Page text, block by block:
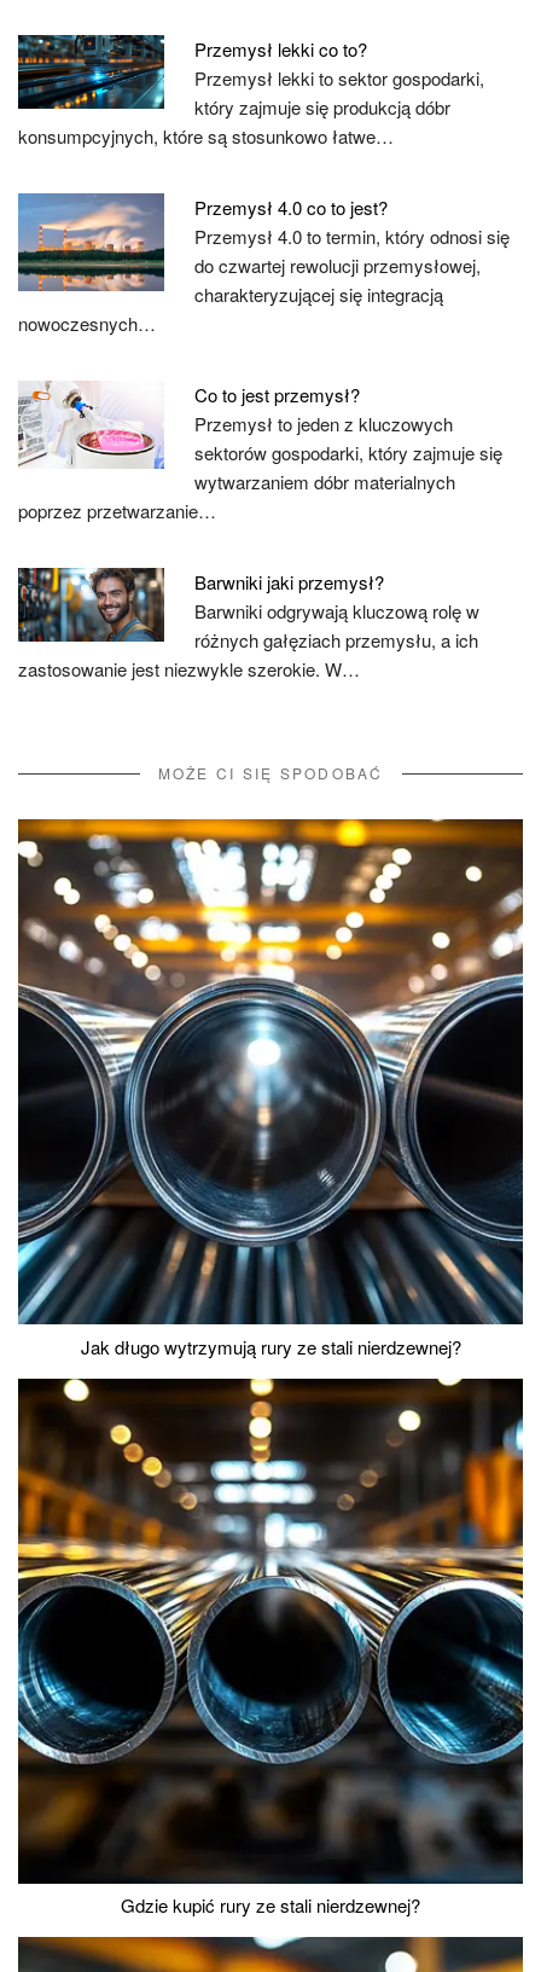
Przemysł lekki co to?
Przemysł lekki to sektor gospodarki,
który zajmuje się produkcją dóbr
konsumpcyjnych, które są stosunkowo łatwe…
Przemysł 4.0 co to jest?
Przemysł 4.0 to termin, który odnosi się
do czwartej rewolucji przemysłowej,
charakteryzującej się integracją
nowoczesnych…
Co to jest przemysł?
Przemysł to jeden z kluczowych
sektorów gospodarki, który zajmuje się
wytwarzaniem dóbr materialnych
poprzez przetwarzanie…
Barwniki jaki przemysł?
Barwniki odgrywają kluczową rolę w
różnych gałęziach przemysłu, a ich
zastosowanie jest niezwykle szerokie. W…
MOŻE CI SIĘ SPODOBAĆ
Jak długo wytrzymują rury ze stali nierdzewnej?
Gdzie kupić rury ze stali nierdzewnej?